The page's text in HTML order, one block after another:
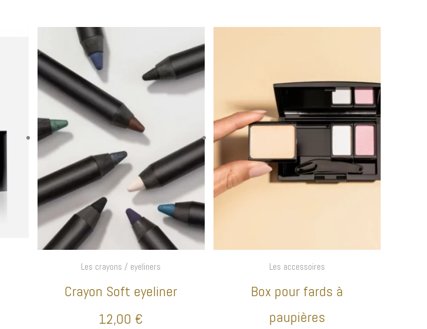
Les crayons / eyeliners
Crayon Soft eyeliner
12,00 €
Les accessoires
Box pour fards à
paupières
Plage
à
12,50 €